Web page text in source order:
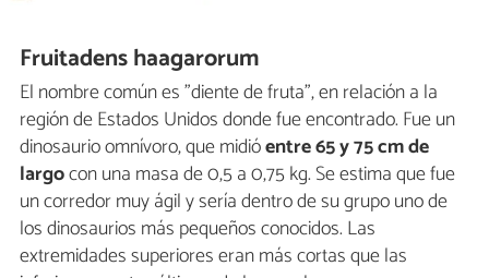
Fruitadens haagarorum
El nombre común es "diente de fruta", en relación a la
región de Estados Unidos donde fue encontrado. Fue un
dinosaurio omnívoro, que midióentre 65 y 75 cm de
largocon una masa de 0,5 a 0,75 kg. Se estima que fue
un corredor muy ágil y sería dentro de su grupo uno de
los dinosaurios más pequeños conocidos. Las
extremidades superiores eran más cortas que las